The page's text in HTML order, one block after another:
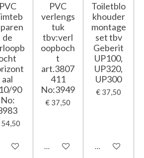
PVC
de
aal
90
No:
winkelwagen
PVC
verlengs
tuk
tbv:verl
oopboch
t
art.3807
411
No:3949
€ 37,50
In winkelwagen
Toiletblo
khouder
montage
set tbv
Geberit
UP100,
UP320,
UP300
€ 37,50
In